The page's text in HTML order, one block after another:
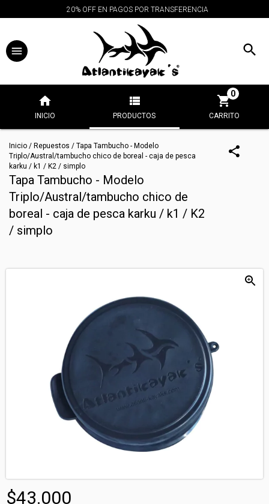
20% OFF EN PAGOS POR TRANSFERENCIA
INICIO PRODUCTOS CARRITO
0
Inicio / Repuestos / Tapa Tambucho - Modelo
Triplo/Austral/tambucho chico de boreal - caja de pesca
karku / k1 / K2 / simplo
Tapa Tambucho - Modelo
Triplo/Austral/tambucho chico de
boreal - caja de pesca karku / k1 / K2
/ simplo
$43.000